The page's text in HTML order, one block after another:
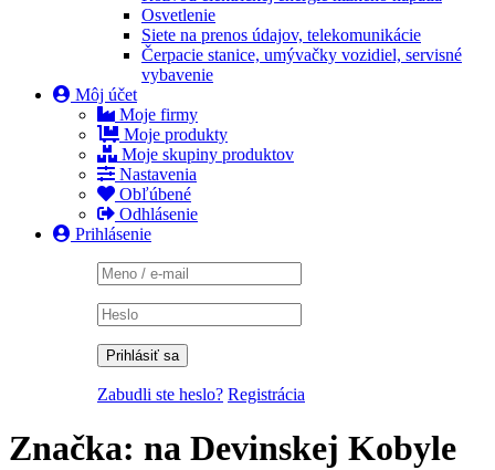
Osvetlenie
Siete na prenos údajov, telekomunikácie
Čerpacie stanice, umývačky vozidiel, servisné
vybavenie
Môj účet
Moje firmy
Moje produkty
Moje skupiny produktov
Nastavenia
Obľúbené
Odhlásenie
Prihlásenie
Zabudli ste heslo? Registrácia
Značka: na Devinskej Kobyle